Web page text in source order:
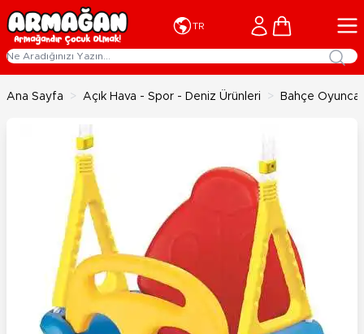
İçeriğe geç
TR Cart
Ana Sayfa > Açık Hava - Spor - Deniz Ürünleri > Bahçe